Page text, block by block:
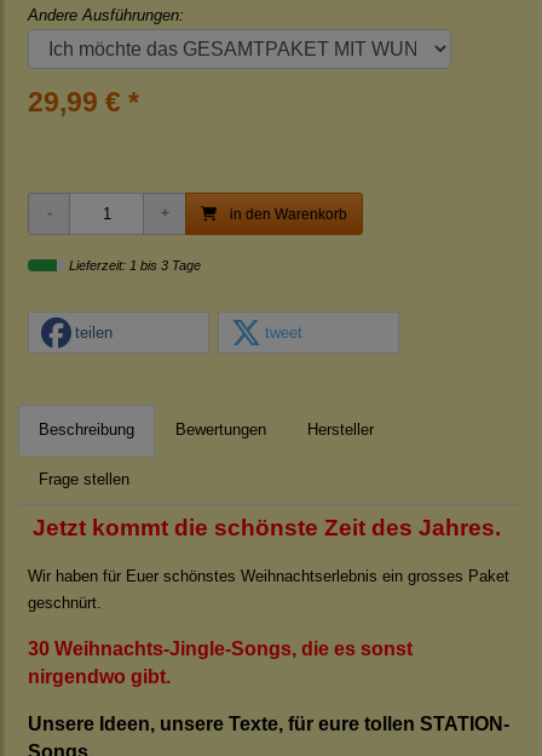
Andere Ausführungen:
29,99 € *
in den Warenkorb
Lieferzeit: 1 bis 3 Tage
teilen tweet
Beschreibung Bewertungen Hersteller
Frage stellen
Jetzt kommt die schönste Zeit des Jahres.
Wir haben für Euer schönstes Weihnachtserlebnis ein grosses Paket
geschnürt.
30 Weihnachts-Jingle-Songs, die es sonst
nirgendwo gibt.
Unsere Ideen, unsere Texte, für eure tollen STATION-